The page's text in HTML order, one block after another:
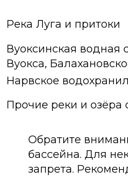
Река Луга и притоки
Вуоксинская водная
Вуокса,
Нарвское
Прочие реки и озёра
Обратите
бассейна. Для
запрета.